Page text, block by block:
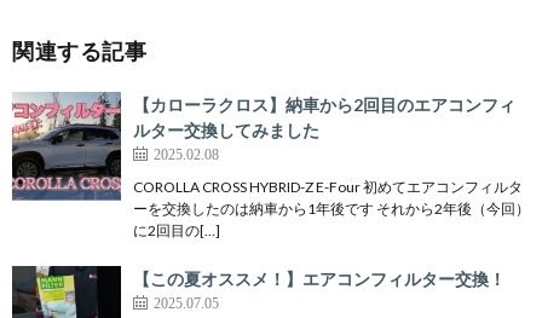
関連する記事
【カローラクロス】納車から2回目のエアコンフィ
ルター交換してみました
2025.02.08
COROLLA CROSS HYBRID-Z E-Four 初めてエアコンフィルタ
ーを交換したのは納車から1年後です それから2年後（今回）
に2回目の[…]
【この夏オススメ！】エアコンフィルター交換！
2025.07.05